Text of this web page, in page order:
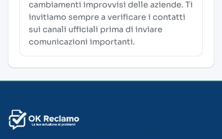
cambiamenti improvvisi delle aziende. Ti
invitiamo sempre a verificare i contatti
sui canali ufficiali prima di inviare
comunicazioni importanti.